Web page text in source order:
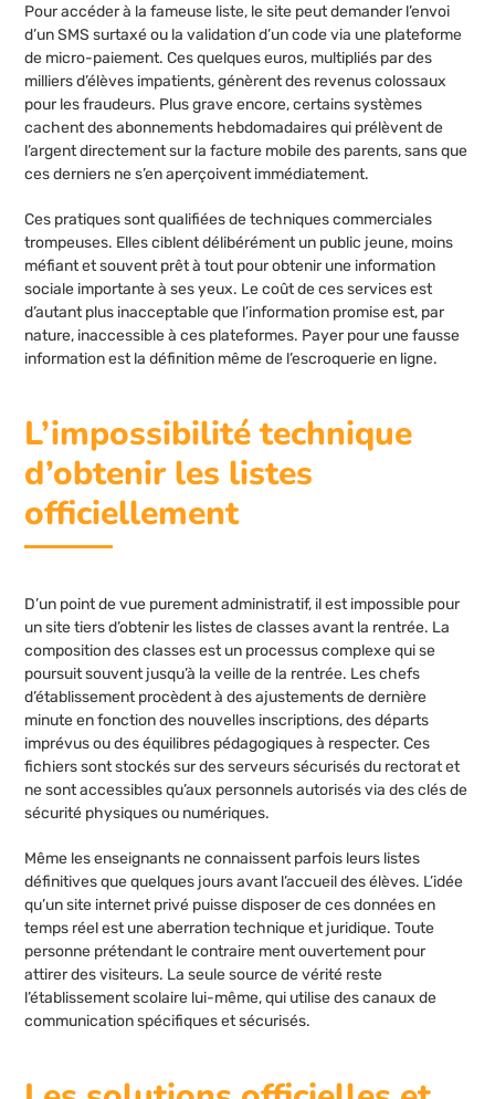
Pour accéder à la fameuse liste, le site peut demander l’envoi
d’un SMS surtaxé ou la validation d’un code via une plateforme
de micro-paiement. Ces quelques euros, multipliés par des
milliers d’élèves impatients, génèrent des revenus colossaux
pour les fraudeurs. Plus grave encore, certains systèmes
cachent des abonnements hebdomadaires qui prélèvent de
l’argent directement sur la facture mobile des parents, sans que
ces derniers ne s’en aperçoivent immédiatement.
Ces pratiques sont qualifiées de techniques commerciales
trompeuses. Elles ciblent délibérément un public jeune, moins
méfiant et souvent prêt à tout pour obtenir une information
sociale importante à ses yeux. Le coût de ces services est
d’autant plus inacceptable que l’information promise est, par
nature, inaccessible à ces plateformes. Payer pour une fausse
information est la définition même de l’escroquerie en ligne.
L’impossibilité technique
d’obtenir les listes
officiellement
D’un point de vue purement administratif, il est impossible pour
un site tiers d’obtenir les listes de classes avant la rentrée. La
composition des classes est un processus complexe qui se
poursuit souvent jusqu’à la veille de la rentrée. Les chefs
d’établissement procèdent à des ajustements de dernière
minute en fonction des nouvelles inscriptions, des départs
imprévus ou des équilibres pédagogiques à respecter. Ces
fichiers sont stockés sur des serveurs sécurisés du rectorat et
ne sont accessibles qu’aux personnels autorisés via des clés de
sécurité physiques ou numériques.
Même les enseignants ne connaissent parfois leurs listes
définitives que quelques jours avant l’accueil des élèves. L’idée
qu’un site internet privé puisse disposer de ces données en
temps réel est une aberration technique et juridique. Toute
personne prétendant le contraire ment ouvertement pour
attirer des visiteurs. La seule source de vérité reste
l’établissement scolaire lui-même, qui utilise des canaux de
communication spécifiques et sécurisés.